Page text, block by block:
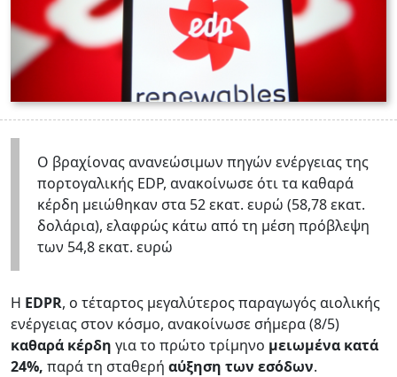
Ο βραχίονας ανανεώσιμων πηγών ενέργειας της
πορτογαλικής EDP, ανακοίνωσε ότι τα καθαρά
κέρδη μειώθηκαν στα 52 εκατ. ευρώ (58,78 εκατ.
δολάρια), ελαφρώς κάτω από τη μέση πρόβλεψη
των 54,8 εκατ. ευρώ
Η EDPR, ο τέταρτος μεγαλύτερος παραγωγός αιολικής
ενέργειας στον κόσμο, ανακοίνωσε σήμερα (8/5)
καθαρά κέρδη για το πρώτο τρίμηνο μειωμένα κατά
24%, παρά τη σταθερή αύξηση των εσόδων.